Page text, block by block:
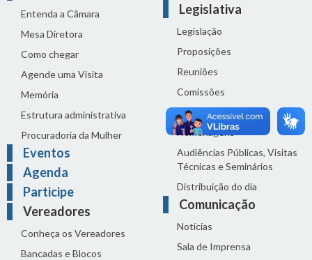
Entenda a Câmara
Mesa Diretora
Como chegar
Agende uma Visita
Memória
Estrutura administrativa
Procuradoria da Mulher
Eventos
Agenda
Participe
Vereadores
Conheça os Vereadores
Bancadas e Blocos
Legislativa
Legislação
Proposições
Reuniões
Comissões
Ciclo Orçamentário
Homenagens
Audiências Públicas, Visitas
Técnicas e Seminários
Distribuição do dia
Comunicação
Notícias
Sala de Imprensa